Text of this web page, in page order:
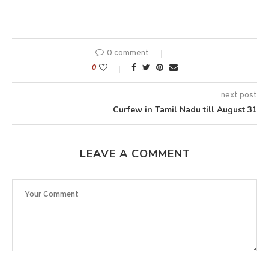
0 comment
0
next post
Curfew in Tamil Nadu till August 31
LEAVE A COMMENT